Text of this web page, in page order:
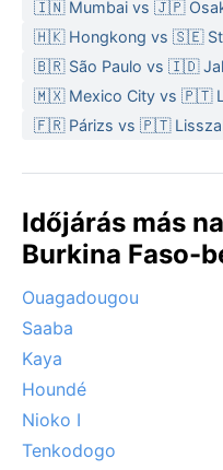
jön.
Az utazás
novembertől februárig
mérséklődik, és a
Márciustól májusig a
látást, és az esős
hirtelen áradásokat
tehát a trópusi
egyvelegét képviseli.
🇮🇳 Mumbai vs 🇯🇵
🇭🇰 Hongkong vs 🇸🇪
🇧🇷 São Paulo vs 🇮🇩
🇲🇽 Mexico City vs 🇵🇹
🇫🇷 Párizs vs 🇵🇹
Időjárás más
Burkina Faso-
Ouagadougou
Saaba
Kaya
Houndé
Nioko I
Tenkodogo